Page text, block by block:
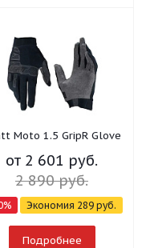
Moto 1.5 GripR Glove
от 2 601 руб.
2 890 руб.
Экономия 289 руб.
Подробнее